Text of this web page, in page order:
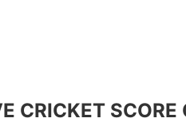
CRICKET SCORE